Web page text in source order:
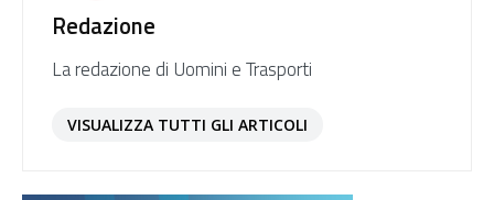
Redazione
La redazione di Uomini e Trasporti
VISUALIZZA TUTTI GLI ARTICOLI